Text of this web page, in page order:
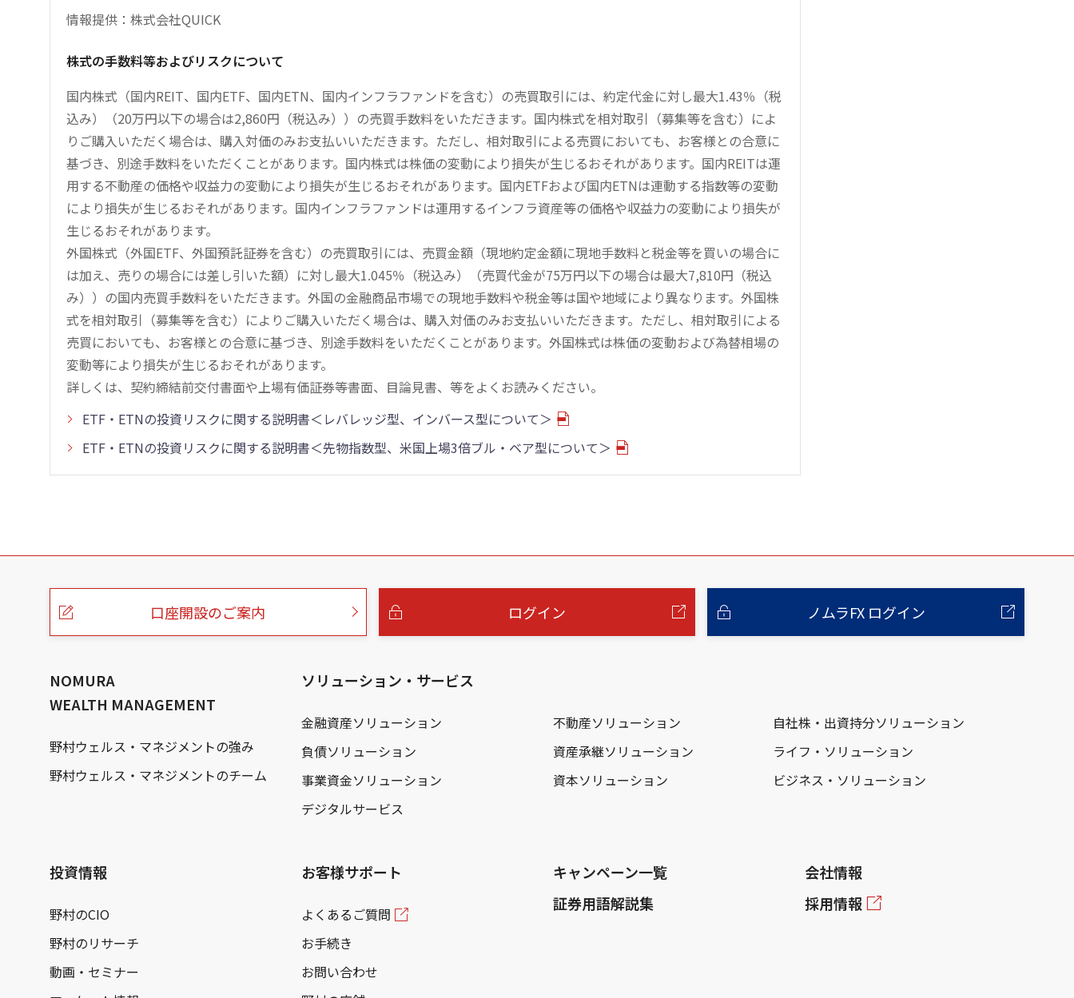
情報提供：株式会社QUICK
株式の手数料等およびリスクについて
国内株式（国内REIT、国内ETF、国内ETN、国内インフラファンドを含む）の売買取引には、約定代金に対し最大1.43％（税
込み）（20万円以下の場合は2,860円（税込み））の売買手数料をいただきます。国内株式を相対取引（募集等を含む）によ
りご購入いただく場合は、購入対価のみお支払いいただきます。ただし、相対取引による売買においても、お客様との合意に
基づき、別途手数料をいただくことがあります。国内株式は株価の変動により損失が生じるおそれがあります。国内REITは運
用する不動産の価格や収益力の変動により損失が生じるおそれがあります。国内ETFおよび国内ETNは連動する指数等の変動
により損失が生じるおそれがあります。国内インフラファンドは運用するインフラ資産等の価格や収益力の変動により損失が
生じるおそれがあります。
外国株式（外国ETF、外国預託証券を含む）の売買取引には、売買金額（現地約定金額に現地手数料と税金等を買いの場合に
は加え、売りの場合には差し引いた額）に対し最大1.045％（税込み）（売買代金が75万円以下の場合は最大7,810円（税込
み））の国内売買手数料をいただきます。外国の金融商品市場での現地手数料や税金等は国や地域により異なります。外国株
式を相対取引（募集等を含む）によりご購入いただく場合は、購入対価のみお支払いいただきます。ただし、相対取引による
売買においても、お客様との合意に基づき、別途手数料をいただくことがあります。外国株式は株価の変動および為替相場の
変動等により損失が生じるおそれがあります。
詳しくは、契約締結前交付書面や上場有価証券等書面、目論見書、等をよくお読みください。
ETF・ETNの投資リスクに関する説明書＜レバレッジ型、インバース型について＞
ETF・ETNの投資リスクに関する説明書＜先物指数型、米国上場3倍ブル・ベア型について＞
こ
口座開設のご案内 ログイン ノムラFX ログイン
NOMURA
WEALTH MANAGEMENT
野村ウェルス・マネジメントの強み
野村ウェルス・マネジメントのチーム
ソリューション・サービス
金融資産ソリューション 不動産ソリューション
自社株・出資持分ソリューション
負債ソリューション
資産承継ソリューション
ライフ・ソリューション
事業資金ソリューション
資本ソリューション
ビジネス・ソリューション
デジタルサービス
投資情報
野村のCIO
野村のリサーチ
動画・セミナー
お客様サポート
よくあるご質問
お手続き
お問い合わせ
キャンペーン一覧
証券用語解説集
会社情報
採用情報